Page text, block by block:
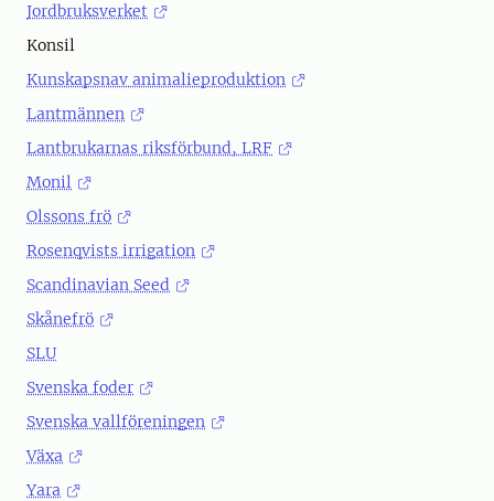
Jordbruksverket
Konsil
Kunskapsnav animalieproduktion
Lantmännen
Lantbrukarnas riksförbund, LRF
Monil
Olssons frö
Rosenqvists irrigation
Scandinavian Seed
Skånefrö
SLU
Svenska foder
Svenska vallföreningen
Växa
Yara